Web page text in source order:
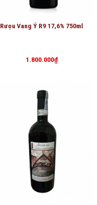
Rượu Vang Ý R9 17,6% 750ml
1.800.000₫